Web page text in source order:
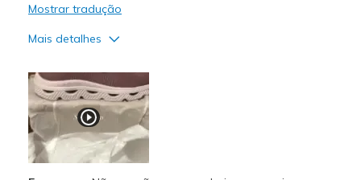
Mostrar tradução
Mais detalhes
Attractive Design
Durable
Stylish